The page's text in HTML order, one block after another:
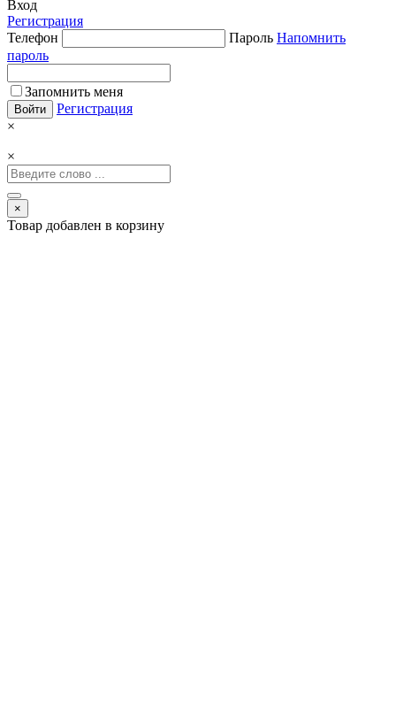
Вход
Регистрация
Телефон
Пароль Напомнить
пароль
Запомнить меня
Регистрация
×
×
×
Товар добавлен в корзину